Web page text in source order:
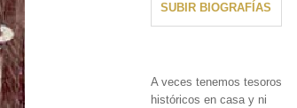
SUBIR BIOGRAFÍAS
A veces tenemos tesoros
históricos en casa y ni